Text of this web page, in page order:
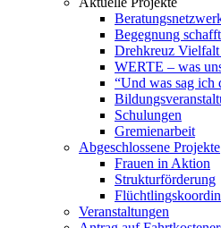
Begegnung
Drehkreuz
WERTE – was
“Und was sag ich
Schulungen
Gremienarbeit
Abgeschlossene Projekte
Frauen in Aktion
Strukturförderung
Veranstaltungen